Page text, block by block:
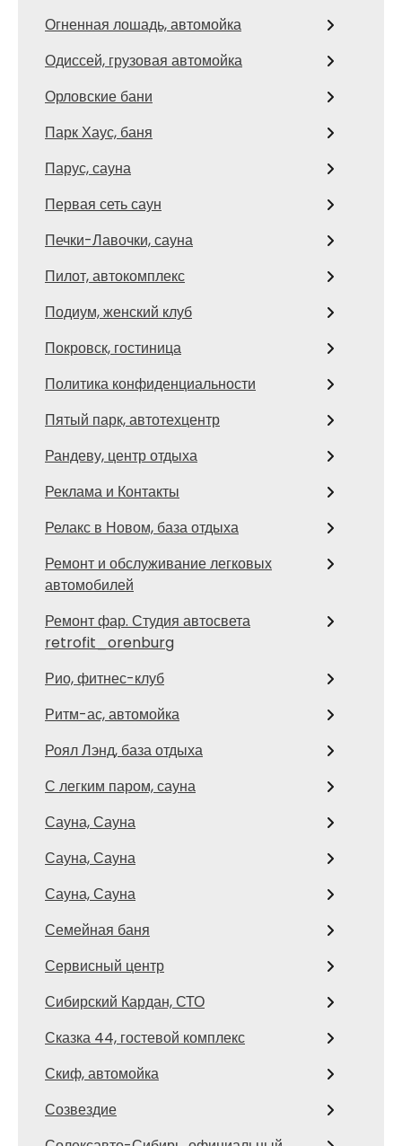
Огненная лошадь, автомойка
Одиссей, грузовая автомойка
Орловские бани
Парк Хаус, баня
Парус, сауна
Первая сеть саун
Печки-Лавочки, сауна
Пилот, автокомплекс
Подиум, женский клуб
Покровск, гостиница
Политика конфиденциальности
Пятый парк, автотехцентр
Рандеву, центр отдыха
Реклама и Контакты
Релакс в Новом, база отдыха
Ремонт и обслуживание легковых
автомобилей
Ремонт фар. Студия автосвета
retrofit_orenburg
Рио, фитнес-клуб
Ритм-ас, автомойка
Роял Лэнд, база отдыха
С легким паром, сауна
Сауна, Сауна
Сауна, Сауна
Сауна, Сауна
Семейная баня
Сервисный центр
Сибирский Кардан, СТО
Сказка 44, гостевой комплекс
Скиф, автомойка
Созвездие